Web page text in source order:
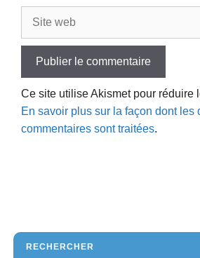
Ce site utilise Akismet pour réduire
En savoir plus sur la façon dont les
commentaires sont traitées.
RECHERCHER